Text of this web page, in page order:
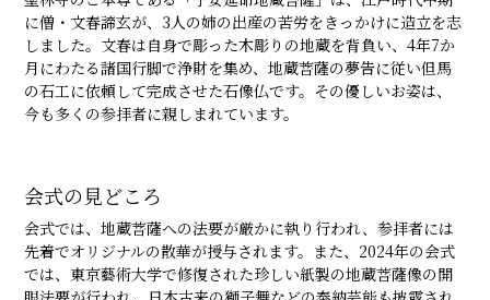
に僧・文春諦玄が、3人の姉の出産の苦労をきっかけに造立を志
しました。文春は自身で彫った木彫りの地蔵を背負い、4年7か
月にわたる諸国行脚で浄財を集め、地蔵菩薩の夢告に従い但馬
の石工に依頼して完成させた石像仏です。その優しいお姿は、
今も多くの参拝者に親しまれています。
会式の見どころ
会式では、地蔵菩薩への法要が厳かに執り行われ、参拝者には
先着でオリジナルの散華が授与されます。また、2024年の会式
では、東京藝術大学で修復された珍しい紙製の地蔵菩薩像の開